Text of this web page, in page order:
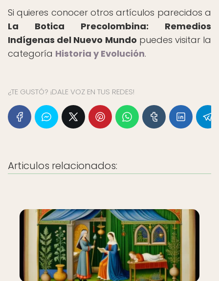
Si quieres conocer otros artículos parecidos a
La Botica Precolombina: Remedios
Indígenas del Nuevo Mundo puedes visitar la
categoría Historia y Evolución.
¿TE GUSTÓ? ¡DALE VOZ EN TUS REDES!
Articulos relacionados: